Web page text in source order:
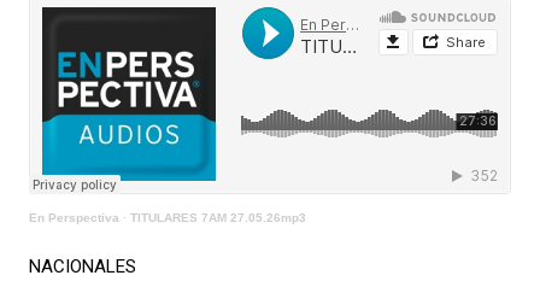
En Perspectiva · TITULARES 7AM 27.05.26mp3
NACIONALES